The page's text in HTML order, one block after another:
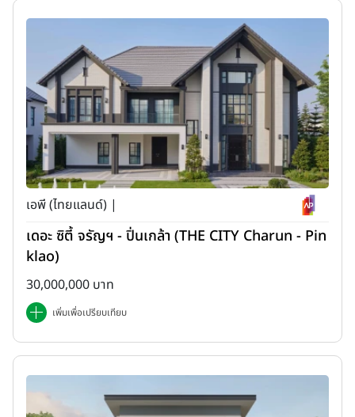
เอพี (ไทยแลนด์) |
เดอะ ซิตี้ จรัญฯ - ปิ่นเกล้า (THE CITY Charun - Pin
klao)
30,000,000 บาท
เพิ่มเพื่อเปรียบเทียบ